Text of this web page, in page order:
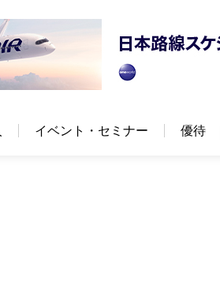
イベント・セミナー 優待